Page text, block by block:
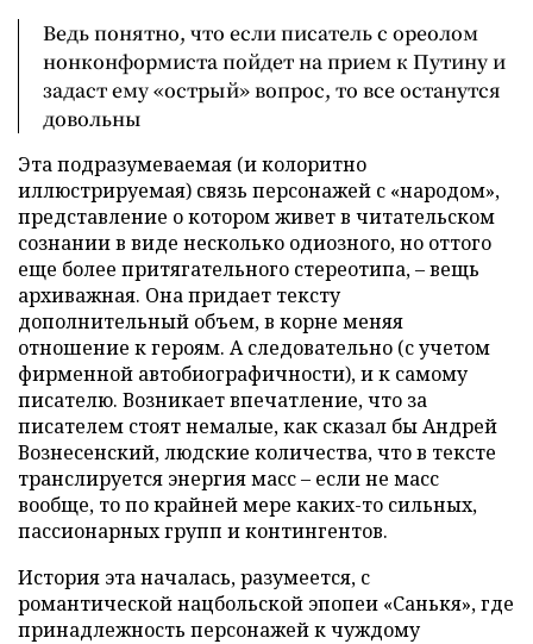
Ведь понятно, что если писатель с ореолом
нонконформиста пойдет на прием к Путину и
задаст ему «острый» вопрос, то все останутся
довольны
Эта подразумеваемая (и колоритно
иллюстрируемая) связь персонажей с «народом»,
представление о котором живет в читательском
сознании в виде несколько одиозного, но оттого
еще более притягательного стереотипа, – вещь
архиважная. Она придает тексту
дополнительный объем, в корне меняя
отношение к героям. А следовательно (с учетом
фирменной автобиографичности), и к самому
писателю. Возникает впечатление, что за
писателем стоят немалые, как сказал бы Андрей
Вознесенский, людские количества, что в тексте
транслируется энергия масс – если не масс
вообще, то по крайней мере каких-то сильных,
пассионарных групп и контингентов.
История эта началась, разумеется, с
романтической нацбольской эпопеи «Санькя», где
принадлежность персонажей к чуждому